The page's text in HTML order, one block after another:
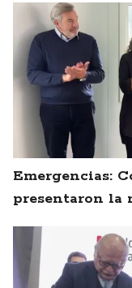
Emergencias:
presentaron la